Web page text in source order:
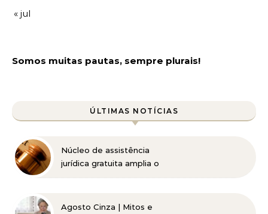
« jul
Somos muitas pautas, sempre plurais!
ÚLTIMAS NOTÍCIAS
Núcleo de assistência
jurídica gratuita amplia o
Agosto Cinza | Mitos e